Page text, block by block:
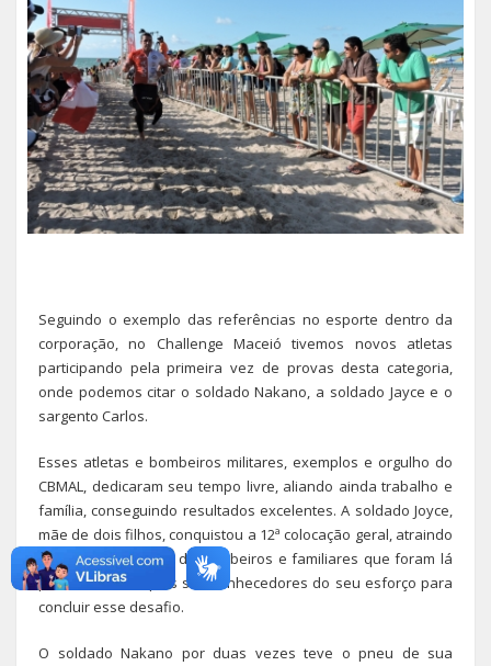
Seguindo o exemplo das referências no esporte dentro da
corporação, no Challenge Maceió tivemos novos atletas
participando pela primeira vez de provas desta categoria,
onde podemos citar o soldado Nakano, a soldado Jayce e o
sargento Carlos.
Esses atletas e bombeiros militares, exemplos e orgulho do
CBMAL, dedicaram seu tempo livre, aliando ainda trabalho e
família, conseguindo resultados excelentes. A soldado Joyce,
mãe de dois filhos, conquistou a 12ª colocação geral, atraindo
uma torcida imensa de bombeiros e familiares que foram lá
para incentivar, pois são conhecedores do seu esforço para
concluir esse desafio.
O soldado Nakano por duas vezes teve o pneu de sua